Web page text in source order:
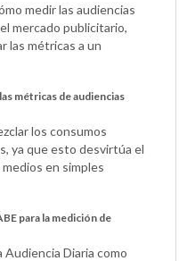
medir las audiencias
mercado publicitario,
las métricas a un
métricas de audiencias
los consumos
ya que esto desvirtúa el
en simples
para la medición de
Diaria como